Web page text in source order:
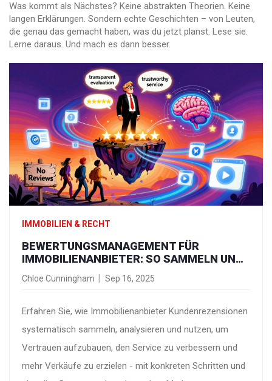
Was kommt als Nächstes? Keine abstrakten Theorien. Keine
langen Erklärungen. Sondern echte Geschichten – von Leuten,
die genau das gemacht haben, was du jetzt planst. Lese sie.
Lerne daraus. Und mach es dann besser.
IMMOBILIEN & RECHT
BEWERTUNGSMANAGEMENT FÜR
IMMOBILIENANBIETER: SO SAMMELN UND
NUTZEN SIE KUNDENREZENSIONEN
EFFEKTIV
Chloe Cunningham Sep 16, 2025
Erfahren Sie, wie Immobilienanbieter Kundenrezensionen
systematisch sammeln, analysieren und nutzen, um
Vertrauen aufzubauen, den Service zu verbessern und
mehr Verkäufe zu erzielen - mit konkreten Schritten und